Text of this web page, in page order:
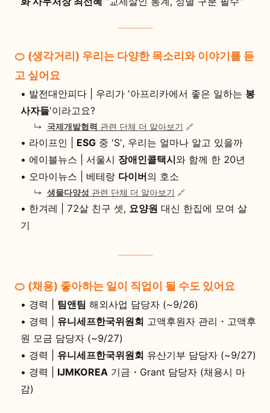
🍊 (생각거리) 우리는 다양한 목소리와 이야기를 듣
고 싶어요
• 발전대안피다 | 우리가 '아프리카에서 좋은 일하는 봉
사자들'이라고요?
↳ 국제개발협력 관련 단체 더 알아보기 🔗
• 라이프인 | ESG중 'S', 우리는 얼마나 알고 있을까
• 에이블뉴스 | 서울시 장애인콜택시와 함께 한 20년
• 오마이뉴스 | 베테랑 다이버의 호소
↳ 생물다양성 관련 단체 더 알아보기 🔗
• 한겨레 | 72살 친구 셋, 요양원 대신 한집에 모여 살
기
🍊 (채용) 좋아하는 일이 직업이 될 수도 있어요
• 경력 | 팀앤팀 해외사업 담당자 (~9/26)
• 경력 | 유니세프한국위원회 고액후원자 관리・고액후
원 모금 담당자 (~9/27)
• 경력 | 유니세프한국위원회 유산기부 담당자 (~9/27)
• 경력 | IJMKOREA기금・Grant 담당자 (채용시 마
감)